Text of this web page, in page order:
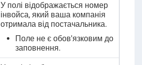
У полі відображається номер
інвойса, який ваша компанія
отримала від постачальника.
Поле не є обов'язковим до
заповнення.